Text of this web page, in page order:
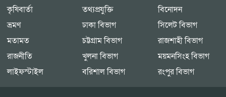
কৃষিবার্তা
তথ্যপ্রযুক্তি
বিনোদন
ভ্রমণ
মতামত
রাজনীতি
লাইফস্টাইল
ঢাকা বিভাগ
চট্টগ্রাম বিভাগ
খুলনা বিভাগ
বরিশাল বিভাগ
সিলেট বিভাগ
রাজশাহী বিভাগ
ময়মনসিংহ বিভাগ
রংপুর বিভাগ